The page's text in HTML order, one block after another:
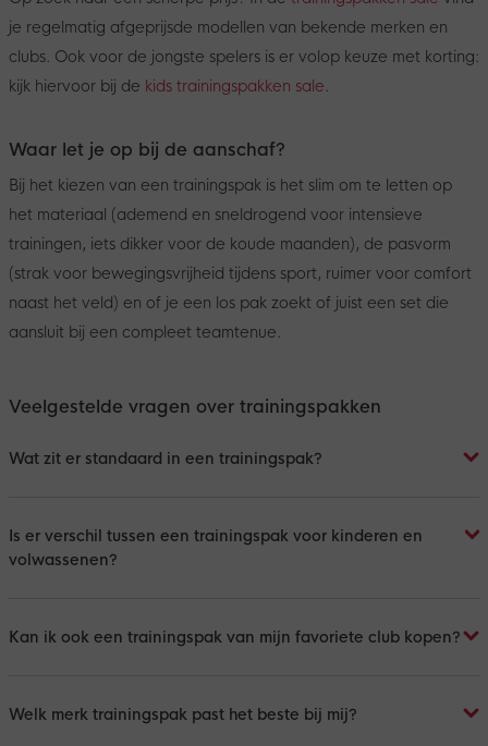
je regelmatig afgeprijsde modellen van bekende merken en
clubs. Ook voor de jongste spelers is er volop keuze met korting:
kijk hiervoor bij de kids trainingspakken sale.
Waar let je op bij de aanschaf?
Bij het kiezen van een trainingspak is het slim om te letten op
het materiaal (ademend en sneldrogend voor intensieve
trainingen, iets dikker voor de koude maanden), de pasvorm
(strak voor bewegingsvrijheid tijdens sport, ruimer voor comfort
naast het veld) en of je een los pak zoekt of juist een set die
aansluit bij een compleet teamtenue.
Veelgestelde vragen over trainingspakken
Wat zit er standaard in een trainingspak?
Is er verschil tussen een trainingspak voor kinderen en
volwassenen?
Kan ik ook een trainingspak van mijn favoriete club kopen?
Welk merk trainingspak past het beste bij mij?